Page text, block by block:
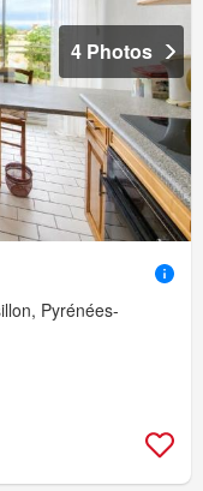
4 Photos
Pyrénées-